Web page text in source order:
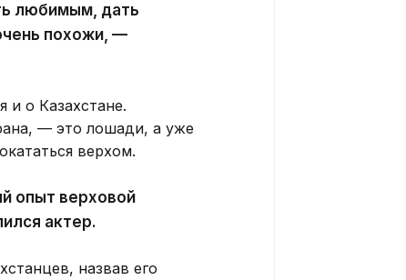
любимым, дать
похожи, —
и о Казахстане.
— это лошади, а уже
верхом.
опыт верховой
актер.
назвав его